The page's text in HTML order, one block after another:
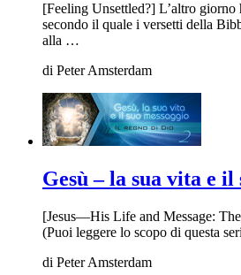
[Feeling Unsettled?] L’altro
secondo il quale i versetti della
alla …
di Peter Amsterdam
Gesù – la sua vita e
[Jesus—His Life and Message:
(Puoi leggere lo scopo di questa
di Peter Amsterdam